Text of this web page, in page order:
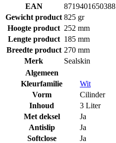
EAN
8719401650388
Gewicht product 825 gr
Hoogte product 252 mm
Lengte product 185 mm
Breedte product 270 mm
Merk
Sealskin
Algemeen
Kleurfamilie
Wit
Vorm
Cilinder
Inhoud
3 Liter
Met deksel
Ja
Antislip
Ja
Softclose
Ja